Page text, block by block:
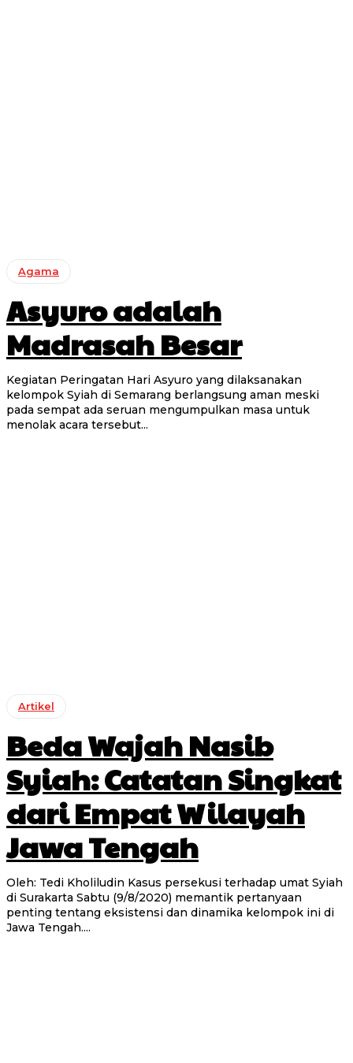
Agama
Asyuro adalah
Madrasah Besar
Kegiatan Peringatan Hari Asyuro yang dilaksanakan
kelompok Syiah di Semarang berlangsung aman meski
pada sempat ada seruan mengumpulkan masa untuk
menolak acara tersebut...
Artikel
Beda Wajah Nasib
Syiah: Catatan Singkat
dari Empat Wilayah
Jawa Tengah
Oleh: Tedi Kholiludin Kasus persekusi terhadap umat Syiah
di Surakarta Sabtu (9/8/2020) memantik pertanyaan
penting tentang eksistensi dan dinamika kelompok ini di
Jawa Tengah....